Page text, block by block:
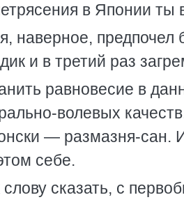
в Японии ты
наверное, предпочел
и в третий раз
равновесие в
волевых
— размазня-сан.
себе.
сказать, с